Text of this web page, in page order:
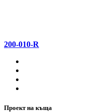
200-010-R
Проект на къща